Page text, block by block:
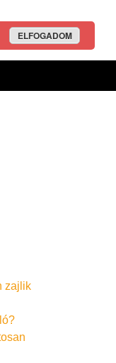
zajlik
ELFOGADOM